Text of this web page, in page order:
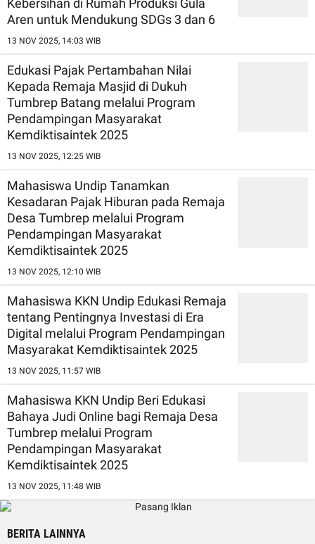
Aren untuk Mendukung SDGs 3 dan 6
13 NOV 2025, 14:03 WIB
Edukasi Pajak Pertambahan Nilai
Kepada Remaja Masjid di Dukuh
Tumbrep Batang melalui Program
Pendampingan Masyarakat
Kemdiktisaintek 2025
13 NOV 2025, 12:25 WIB
Mahasiswa Undip Tanamkan
Kesadaran Pajak Hiburan pada Remaja
Desa Tumbrep melalui Program
Pendampingan Masyarakat
Kemdiktisaintek 2025
13 NOV 2025, 12:10 WIB
Mahasiswa KKN Undip Edukasi Remaja
tentang Pentingnya Investasi di Era
Digital melalui Program Pendampingan
Masyarakat Kemdiktisaintek 2025
13 NOV 2025, 11:57 WIB
Mahasiswa KKN Undip Beri Edukasi
Bahaya Judi Online bagi Remaja Desa
Tumbrep melalui Program
Pendampingan Masyarakat
Kemdiktisaintek 2025
13 NOV 2025, 11:48 WIB
BERITA LAINNYA